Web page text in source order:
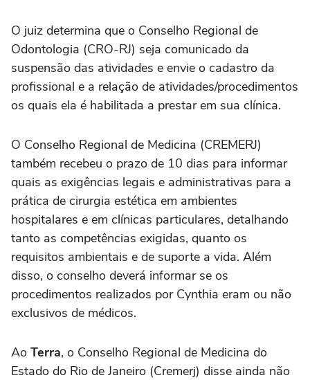
O juiz determina que o Conselho Regional de
Odontologia (CRO-RJ) seja comunicado da
suspensão das atividades e envie o cadastro da
profissional e a relação de atividades/procedimentos
os quais ela é habilitada a prestar em sua clínica.
O Conselho Regional de Medicina (CREMERJ)
também recebeu o prazo de 10 dias para informar
quais as exigências legais e administrativas para a
prática de cirurgia estética em ambientes
hospitalares e em clínicas particulares, detalhando
tanto as competências exigidas, quanto os
requisitos ambientais e de suporte a vida. Além
disso, o conselho deverá informar se os
procedimentos realizados por Cynthia eram ou não
exclusivos de médicos.
Ao Terra, o Conselho Regional de Medicina do
Estado do Rio de Janeiro (Cremerj) disse ainda não